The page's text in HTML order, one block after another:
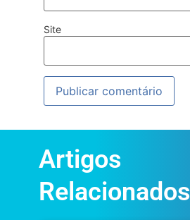
Site
Artigos
Relacionados